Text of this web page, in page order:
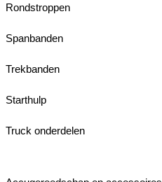
Rondstroppen
Spanbanden
Trekbanden
Starthulp
Truck onderdelen